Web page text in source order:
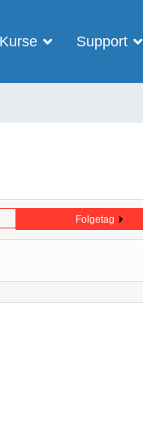
Support
Folgetag